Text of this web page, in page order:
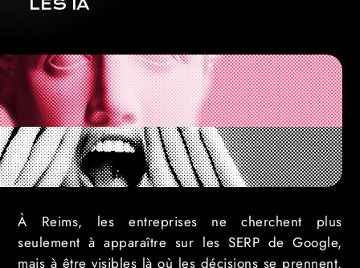
LES IA
À Reims, les entreprises ne cherchent plus
seulement à apparaître sur les SERP de Google,
mais à être visibles là où les décisions se prennent.